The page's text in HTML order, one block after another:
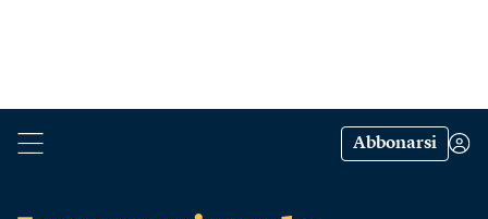
Abbonarsi